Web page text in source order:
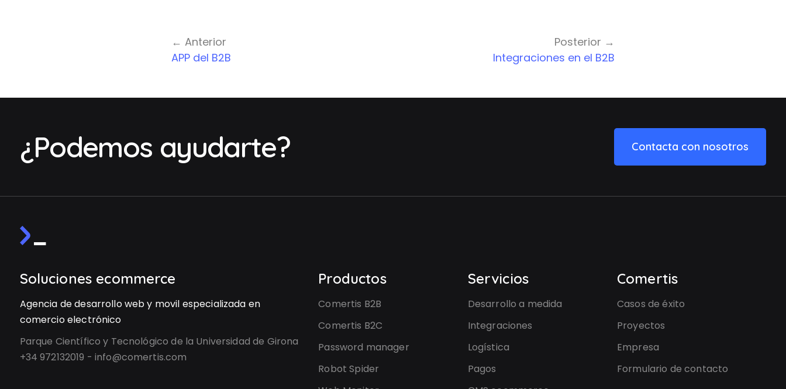
← Anterior
APP del B2B
Posterior →
Integraciones en el B2B
¿Podemos ayudarte? Contacta con nosotros
Soluciones ecommerce
Agencia de desarrollo web y movil especializada en
comercio electrónico
Parque Científico y Tecnológico de la Universidad de Girona
+34 972132019 - info@comertis.com
Productos
Comertis B2B
Comertis B2C
Password manager
Robot Spider
Servicios
Desarrollo a medida
Integraciones
Logística
Pagos
Comertis
Casos de éxito
Proyectos
Empresa
Formulario de contacto